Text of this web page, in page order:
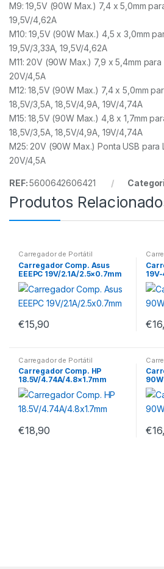
M9: 19,5V (90W Max.) 7,4 x 5,0mm
19,5V/4,62A
M10: 19,5V (90W Max.) 4,5 x 3,0mm
19,5V/3,33A, 19,5V/4,62A
M11: 20V (90W Max.) 7,9 x 5,4mm
20V/4,5A
M12: 18,5V (90W Max.) 7,4 x 5,0mm
18,5V/3,5A, 18,5V/4,9A, 19V/4,74A
M15: 18,5V (90W Max.) 4,8 x 1,7mm
18,5V/3,5A, 18,5V/4,9A, 19V/4,74A
M25: 20V (90W Max.) Ponta USB para
20V/4,5A
REF:5600642606421
Produtos
Carregador de Portátil
Carregador Comp. Asus
EEEPC 19V/2.1A/2.5×0.7mm
€15,90 €
Carregador de Portátil
Carregador Comp. HP
18.5V/4.74A/4.8×1.7mm
€18,90 €